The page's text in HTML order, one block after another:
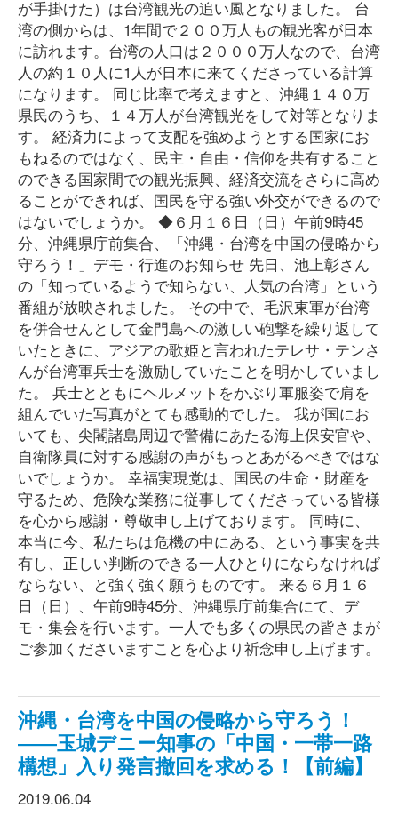
が手掛けた）は台湾観光の追い風となりました。 台
湾の側からは、1年間で２００万人もの観光客が日本
に訪れます。台湾の人口は２０００万人なので、台湾
人の約１０人に1人が日本に来てくださっている計算
になります。 同じ比率で考えますと、沖縄１４０万
県民のうち、１４万人が台湾観光をして対等となりま
す。 経済力によって支配を強めようとする国家にお
もねるのではなく、民主・自由・信仰を共有すること
のできる国家間での観光振興、経済交流をさらに高め
ることができれば、国民を守る強い外交ができるので
はないでしょうか。 ◆６月１６日（日）午前9時45
分、沖縄県庁前集合、「沖縄・台湾を中国の侵略から
守ろう！」デモ・行進のお知らせ 先日、池上彰さん
の「知っているようで知らない、人気の台湾」という
番組が放映されました。 その中で、毛沢東軍が台湾
を併合せんとして金門島への激しい砲撃を繰り返して
いたときに、アジアの歌姫と言われたテレサ・テンさ
んが台湾軍兵士を激励していたことを明かしていまし
た。 兵士とともにヘルメットをかぶり軍服姿で肩を
組んでいた写真がとても感動的でした。 我が国にお
いても、尖閣諸島周辺で警備にあたる海上保安官や、
自衛隊員に対する感謝の声がもっとあがるべきではな
いでしょうか。 幸福実現党は、国民の生命・財産を
守るため、危険な業務に従事してくださっている皆様
を心から感謝・尊敬申し上げております。 同時に、
本当に今、私たちは危機の中にある、という事実を共
有し、正しい判断のできる一人ひとりにならなければ
ならない、と強く強く願うものです。 来る６月１６
日（日）、午前9時45分、沖縄県庁前集合にて、デ
モ・集会を行います。一人でも多くの県民の皆さまが
ご参加くださいますことを心より祈念申し上げます。
沖縄・台湾を中国の侵略から守ろう！
――玉城デニー知事の「中国・一帯一路
構想」入り発言撤回を求める！【前編】
2019.06.04